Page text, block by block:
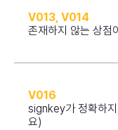
V013, V014
존재하지 않는 상점
V016
signkey가 정확하
요)